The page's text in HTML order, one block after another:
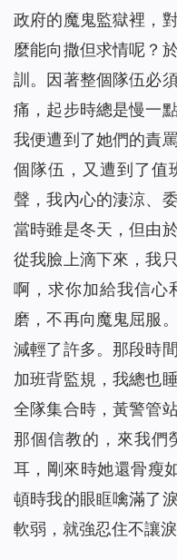
政府的魔鬼監獄裡，
麼能向撒但求情呢？
訓。因著整個隊伍必
痛，起步時總是慢一
我便遭到了她們的責
個隊伍，又遭到了值
聲，我內心的淒涼、
當時雖是冬天，但由
從我臉上滴下來，我
啊，求你加給我信心
磨，不再向魔鬼屈服
減輕了許多。那段時
加班背監規，我總也
全隊集合時，黃警管
那個信教的，來我們
耳，剛來時她還骨瘦
頓時我的眼眶噙滿了
軟弱，就強忍住不讓淚